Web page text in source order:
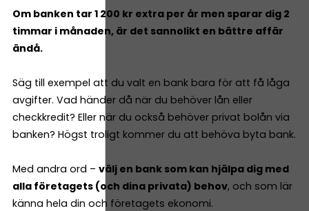
Om banken tar 1 200 kr extra per år men sparar dig 2
timmar i månaden, är det sannolikt en bättre affär
ändå.
Säg till exempel att du valt en bank bara för att få låga
avgifter. Vad händer då när du behöver lån eller
checkkredit? Eller när du också behöver privat bolån via
banken? Högst troligt kommer du att behöva byta bank.
Med andra ord – välj en bank som kan hjälpa dig med
alla företagets (och dina privata) behov, och som lär
känna hela din och företagets ekonomi.